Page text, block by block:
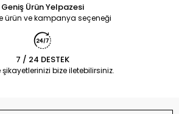
Geniş Ürün Yelpazesi
ürün ve kampanya seçeneği
7 / 24 DESTEK
şikayetlerinizi bize iletebilirsiniz.